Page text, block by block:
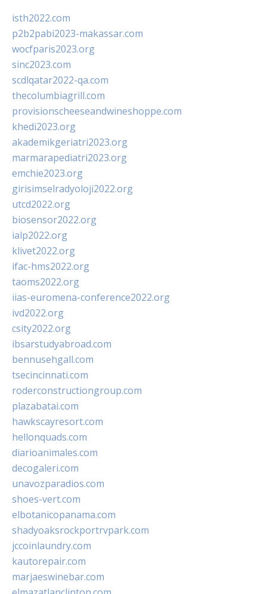
isth2022.com
p2b2pabi2023-makassar.com
wocfparis2023.org
sinc2023.com
scdlqatar2022-qa.com
thecolumbiagrill.com
provisionscheeseandwineshoppe.com
khedi2023.org
akademikgeriatri2023.org
marmarapediatri2023.org
emchie2023.org
girisimselradyoloji2022.org
utcd2022.org
biosensor2022.org
ialp2022.org
klivet2022.org
ifac-hms2022.org
taoms2022.org
iias-euromena-conference2022.org
ivd2022.org
csity2022.org
ibsarstudyabroad.com
bennusehgall.com
tsecincinnati.com
roderconstructiongroup.com
plazabatai.com
hawkscayresort.com
hellonquads.com
diarioanimales.com
decogaleri.com
unavozparadios.com
shoes-vert.com
elbotanicopanama.com
shadyoaksrockportrvpark.com
jccoinlaundry.com
kautorepair.com
marjaeswinebar.com